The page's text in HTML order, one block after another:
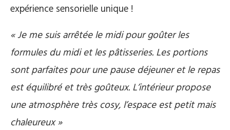
expérience sensorielle unique !
« Je me suis arrêtée le midi pour goûter les
formules du midi et les pâtisseries. Les portions
sont parfaites pour une pause déjeuner et le repas
est équilibré et très goûteux. L’intérieur propose
une atmosphère très cosy, l’espace est petit mais
chaleureux »